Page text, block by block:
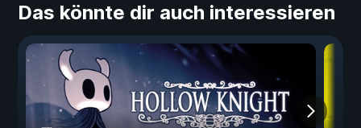
Das könnte dir auch interessieren